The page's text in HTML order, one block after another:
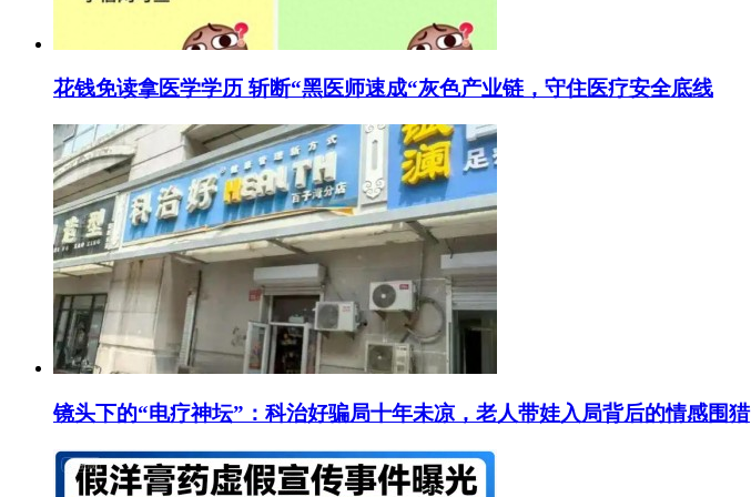
花钱免读拿医学学历 斩断“黑医师速成“灰色产业链，守住医疗安全底线
镜头下的“电疗神坛”：科治好骗局十年未凉，老人带娃入局背后的情感围猎